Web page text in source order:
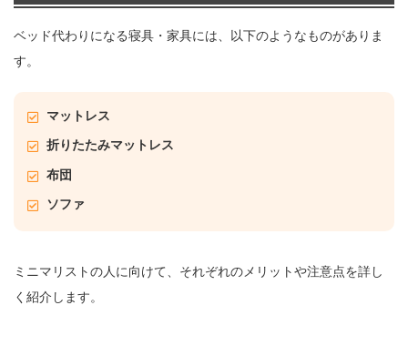
ベッド代わりになる寝具・家具には、以下のようなものがありま
す。
マットレス
折りたたみマットレス
布団
ソファ
ミニマリストの人に向けて、それぞれのメリットや注意点を詳し
く紹介します。